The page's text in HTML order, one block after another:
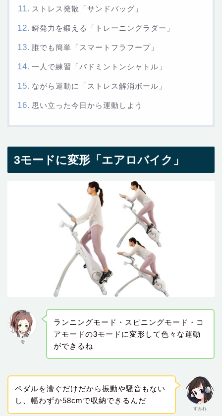
ストレス発散「サンドバッグ」
瞬発力を鍛える「トレーニングラダー」
誰でも簡単「スマートフラフープ」
一人で練習「バドミントンシャトル」
ながら運動に「ストレス解消ボール」
思い立った今日から運動しよう
3モードに変形「エアロバイク」
雫
ランニングモード・スピニングモード・コ
アモードの3モードに変形して色々な運動
ができるね
すみれ
ペダルを漕ぐだけだから振動や騒音もない
し、幅わずか58cmで収納できるんだ